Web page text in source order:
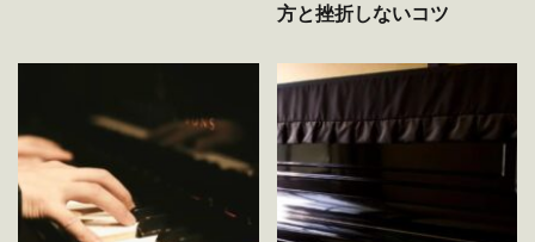
方と挫折しないコツ